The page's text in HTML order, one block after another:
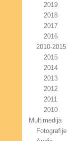
2019
2018
2017
2016
2010-2015
2015
2014
2013
2012
2011
2010
Multimedija
Fotografije